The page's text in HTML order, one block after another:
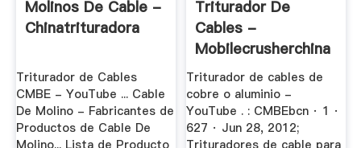
Molinos De Cable -
Chinatrituradora
Triturador de Cables
CMBE - YouTube ... Cable
De Molino - Fabricantes de
Productos de Cable De
Triturador De
Cables -
Mobilecrusherchina
Triturador de cables de
cobre o aluminio -
YouTube . : CMBEbcn · 1 ·
627 · Jun 28, 2012;